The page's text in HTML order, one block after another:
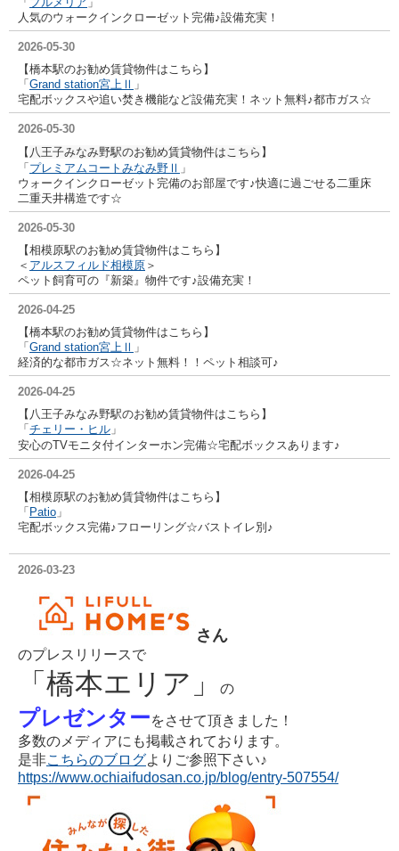
人気のウォークインクローゼット完備♪設備充実！
2026-05-30
【橋本駅のお勧め賃貸物件はこちら】
「 Grand station宮上Ⅱ 」
宅配ボックスや追い焚き機能など設備充実！ネット無料♪都市ガス☆
2026-05-30
【 八王子みなみ野駅のお勧め賃貸物件はこちら 】
「 プレミアムコートみなみ野Ⅱ 」
ウォークインクローゼット完備のお部屋です♪快適に過ごせる二重床
二重天井構造です☆
2026-05-30
【相模原駅のお勧め賃貸物件はこちら】
＜ アルスフィルド相模原 ＞
ペット飼育可の『新築』物件です♪設備充実！
2026-04-25
【橋本駅のお勧め賃貸物件はこちら】
「 Grand station宮上Ⅱ 」
経済的な都市ガス☆ネット無料！！ペット相談可♪
2026-04-25
【八王子みなみ野駅のお勧め賃貸物件はこちら】
「 チェリー・ヒル 」
安心のTVモニタ付インターホン完備☆宅配ボックスあります♪
2026-04-25
【相模原駅のお勧め賃貸物件はこちら】
「 Patio 」
宅配ボックス完備♪フローリング☆バストイレ別♪
2026-03-23
さん
のプレスリリースで
「橋本エリア」 の
プレゼンターをさせて頂きました！
多数のメディアにも掲載されております。
是非こちらのブログよりご参照下さい♪
https://www.ochiaifudosan.co.jp/blog/entry-507554/